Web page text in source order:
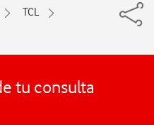
TCL
tu consulta